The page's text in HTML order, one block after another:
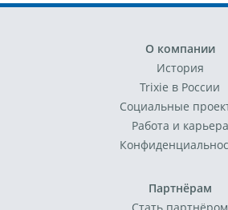
О компании
История
Trixie в России
Социальные
Работа и карьера
Партнёрам